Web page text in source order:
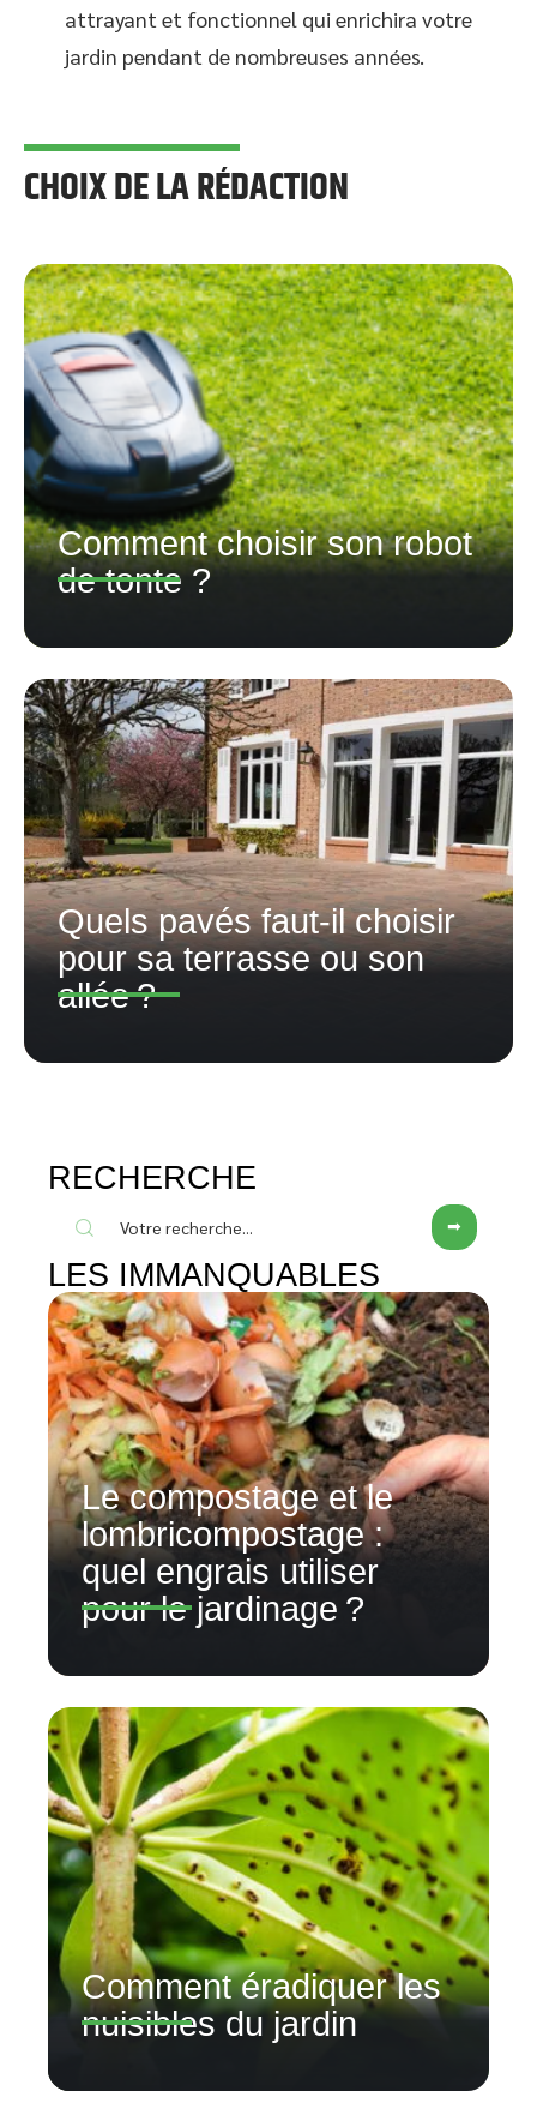
attrayant et fonctionnel qui enrichira votre
jardin pendant de nombreuses années.
CHOIX DE LA RÉDACTION
Comment choisir son robot
de tonte ?
Quels pavés faut-il choisir
pour sa terrasse ou son
allée ?
RECHERCHE
LES IMMANQUABLES
Le compostage et le
lombricompostage :
quel engrais utiliser
pour le jardinage ?
Comment éradiquer les
nuisibles du jardin